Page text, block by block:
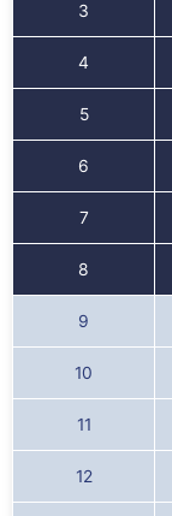
3
4
5
6
7
8
9
10
11
12